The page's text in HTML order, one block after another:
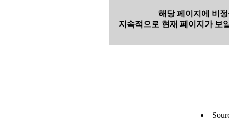
해당 페이지에 비
지속적으로 현재 페이지가 보